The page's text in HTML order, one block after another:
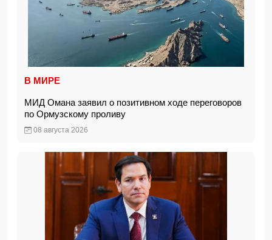
В МИРЕ
МИД Омана заявил о позитивном ходе переговоров
по Ормузскому проливу
08 августа 2026